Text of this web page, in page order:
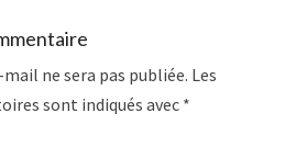
ne sera pas publiée. Les
sont indiqués avec *